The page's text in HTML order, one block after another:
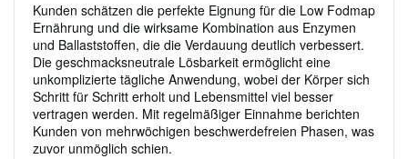
Kunden schätzen die perfekte Eignung für die Low Fodmap
Ernährung und die wirksame Kombination aus Enzymen
und Ballaststoffen, die die Verdauung deutlich verbessert.
Die geschmacksneutrale Lösbarkeit ermöglicht eine
unkomplizierte tägliche Anwendung, wobei der Körper sich
Schritt für Schritt erholt und Lebensmittel viel besser
vertragen werden. Mit regelmäßiger Einnahme berichten
Kunden von mehrwöchigen beschwerdefreien Phasen, was
zuvor unmöglich schien.